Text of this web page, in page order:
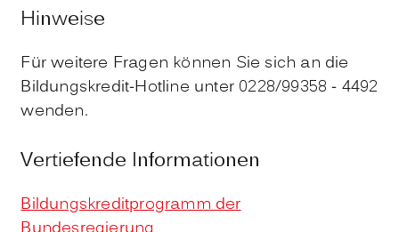
Hinweise
Für weitere Fragen können Sie sich an die
Bildungskredit-Hotline unter 0228/99358 - 4492
wenden.
Vertiefende Informationen
Bildungskreditprogramm der